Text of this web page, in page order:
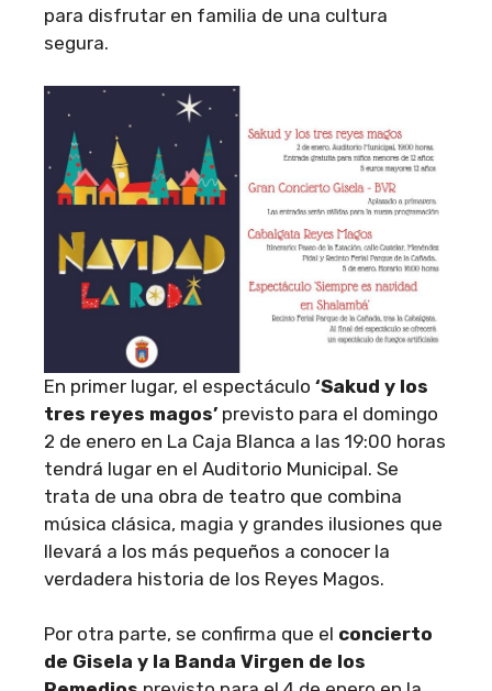
para disfrutar en familia de una cultura
segura.
En primer lugar, el espectáculo ‘Sakud y los
tres reyes magos’ previsto para el domingo
2 de enero en La Caja Blanca a las 19:00 horas
tendrá lugar en el Auditorio Municipal. Se
trata de una obra de teatro que combina
música clásica, magia y grandes ilusiones que
llevará a los más pequeños a conocer la
verdadera historia de los Reyes Magos.
Por otra parte, se confirma que el concierto
de Gisela y la Banda Virgen de los